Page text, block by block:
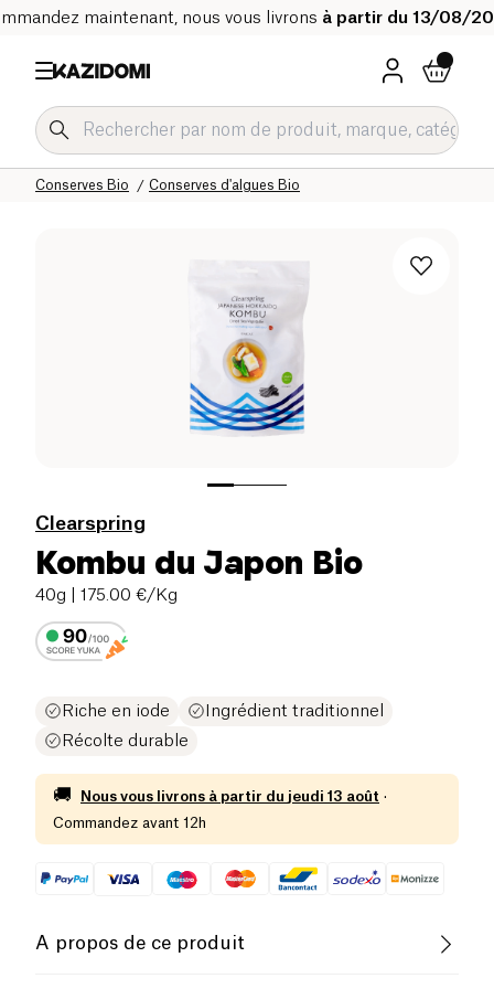
maintenant, nous vous livrons à partir du 13/08/
Conserves d'algues Bio
Conserves Bio
Epicerie salée Bio
Notre catalogue bio
Accueil
Clearspring
Kombu du Japon Bio
40g | 175.00 €/Kg
Riche en iode
Ingrédient traditionnel
Récolte durable
🚚 Nous vous livrons à partir du jeudi 13 août ·
Commandez avant 12h
A propos de ce produit